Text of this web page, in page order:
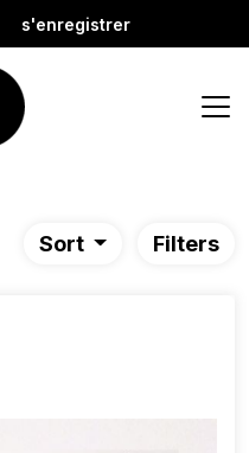
s'enregistrer
Sort Filters